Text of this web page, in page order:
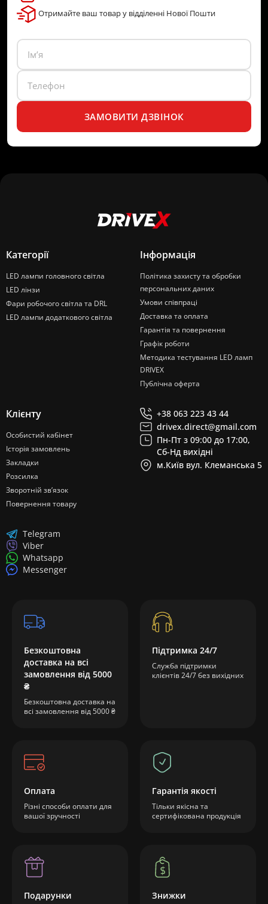
Отримайте ваш товар у відділенні Нової Пошти
ЗАМОВИТИ ДЗВІНОК
Категорії
LED лампи головного світла
LED лінзи
Фари робочого світла та DRL
LED лампи додаткового світла
Інформація
Політика захисту та обробки
персональних даних
Умови співпраці
Доставка та оплата
Гарантія та повернення
Графік роботи
Методика тестування LED ламп
DRIVEX
Публічна оферта
Клієнту
Особистий кабінет
Історія замовлень
Закладки
Розсилка
Зворотній зв’язок
Повернення товару
+38 063 223 43 44
drivex.direct@gmail.com
Пн-Пт з 09:00 до 17:00,
Сб-Нд вихідні
м.Київ вул. Клеманська 5
Telegram
Viber
Whatsapp
Messenger
Безкоштовна
доставка на всі
замовлення від 5000
₴
Безкоштовна доставка на
всі замовлення від 5000 ₴
Підтримка 24/7
Служба підтримки
клієнтів 24/7 без вихідних
Оплата
Різні способи оплати для
вашої зручності
Гарантія якості
Тільки якісна та
сертифікована продукція
Подарунки Знижки